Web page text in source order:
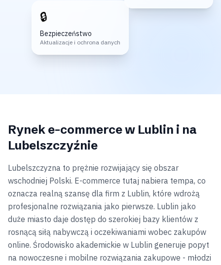
🔒
Bezpieczeństwo
Aktualizacje i ochrona danych
Rynek e-commerce w Lublin i na
Lubelszczyźnie
Lubelszczyzna to prężnie rozwijający się obszar
wschodniej Polski. E-commerce tutaj nabiera tempa, co
oznacza realną szansę dla firm z Lublin, które wdrożą
profesjonalne rozwiązania jako pierwsze. Lublin jako
duże miasto daje dostęp do szerokiej bazy klientów z
rosnącą siłą nabywczą i oczekiwaniami wobec zakupów
online. Środowisko akademickie w Lublin generuje popyt
na nowoczesne i mobilne rozwiązania zakupowe - młodzi